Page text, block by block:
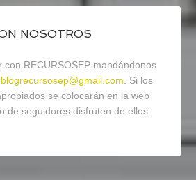
NOSOTROS
con RECURSOSEP mandándonos
blogrecursosep@gmail.com. Si los
se colocarán en la web
de seguidores disfruten de ellos.